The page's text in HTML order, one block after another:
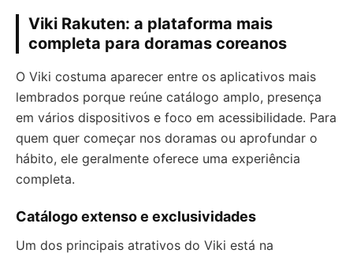
Viki Rakuten: a plataforma mais
completa para doramas coreanos
O Viki costuma aparecer entre os aplicativos mais
lembrados porque reúne catálogo amplo, presença
em vários dispositivos e foco em acessibilidade. Para
quem quer começar nos doramas ou aprofundar o
hábito, ele geralmente oferece uma experiência
completa.
Catálogo extenso e exclusividades
Um dos principais atrativos do Viki está na